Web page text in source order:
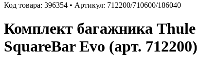
Код товара: 396354 • Артикул: 712200/710600/186040
Комплект багажника Thule
SquareBar Evo (арт. 712200)